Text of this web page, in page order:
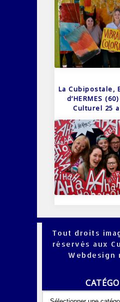
La Cubipostale,
d’HERMES
Culturel 25
Tout droits
réservés aux
Webdesign